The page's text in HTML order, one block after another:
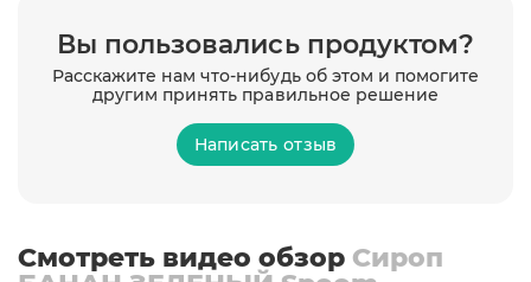
Вы пользовались продуктом?
Расскажите нам что-нибудь об этом и помогите
другим принять правильное решение
Написать отзыв
Смотреть видео обзор Сироп